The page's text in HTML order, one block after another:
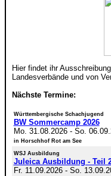
Hier findet ihr
Landesverbände und von
Nächste Termine:
Württembergische Schachjugend
BW Sommercamp 2026
Mo. 31.08.2026- So.
in Horschhof Rot am See
WSJ Ausbildung
Juleica Ausbildung - Teil
Fr. 11.09.2026- So.